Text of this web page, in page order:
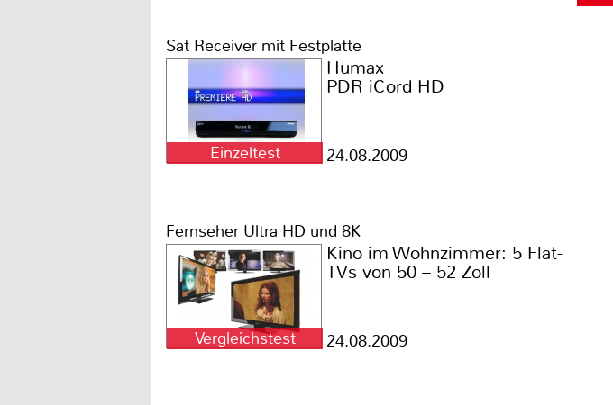
Sat Receiver mit Festplatte
Einzeltest
Humax
PDR iCord HD
24.08.2009
Fernseher Ultra HD und 8K
Vergleichstest
Kino im Wohnzimmer: 5 Flat-
TVs von 50 – 52 Zoll
24.08.2009